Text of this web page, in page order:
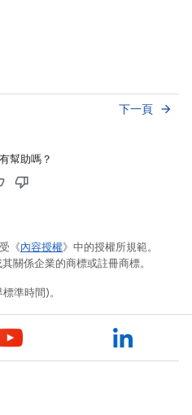
下一頁 arrow_forward
幫助嗎？
《內容授權》中的授權所規範。
關係企業的商標或註冊商標。
準時間)。